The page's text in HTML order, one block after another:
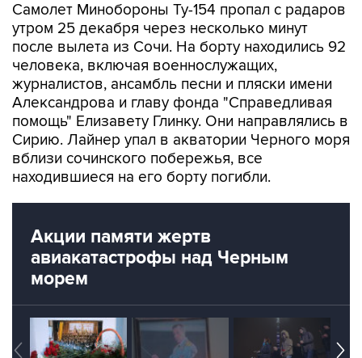
Самолет Минобороны Ту-154 пропал с радаров
утром 25 декабря через несколько минут
после вылета из Сочи. На борту находились 92
человека, включая военнослужащих,
журналистов, ансамбль песни и пляски имени
Александрова и главу фонда "Справедливая
помощь" Елизавету Глинку. Они направлялись в
Сирию. Лайнер упал в акватории Черного моря
вблизи сочинского побережья, все
находившиеся на его борту погибли.
Акции памяти жертв
авиакатастрофы над Черным
морем